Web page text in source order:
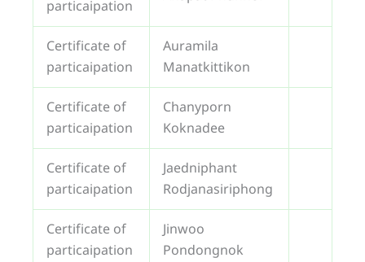
particaipation
Certificate of
particaipation
Auramila
Manatkittikon
Certificate of
particaipation
Chanyporn
Koknadee
Certificate of
particaipation
Jaedniphant
Rodjanasiriphong
Certificate of
particaipation
Jinwoo
Pondongnok